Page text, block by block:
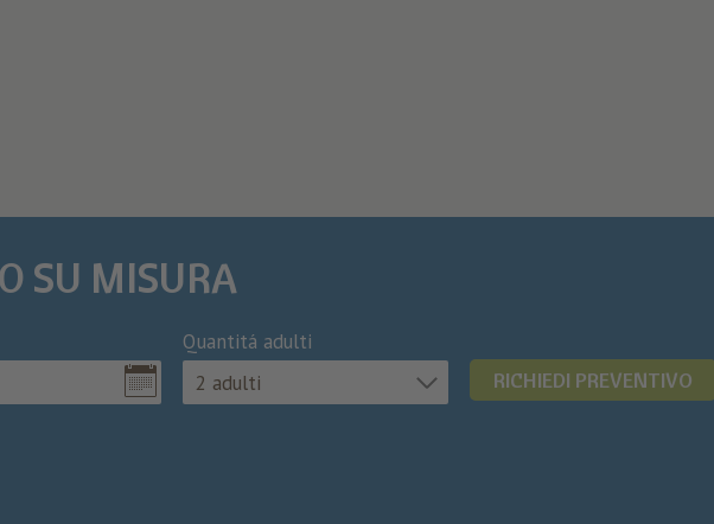
SU MISURA
Quantitá adulti
2 adulti
RICHIEDI PREVENTIVO